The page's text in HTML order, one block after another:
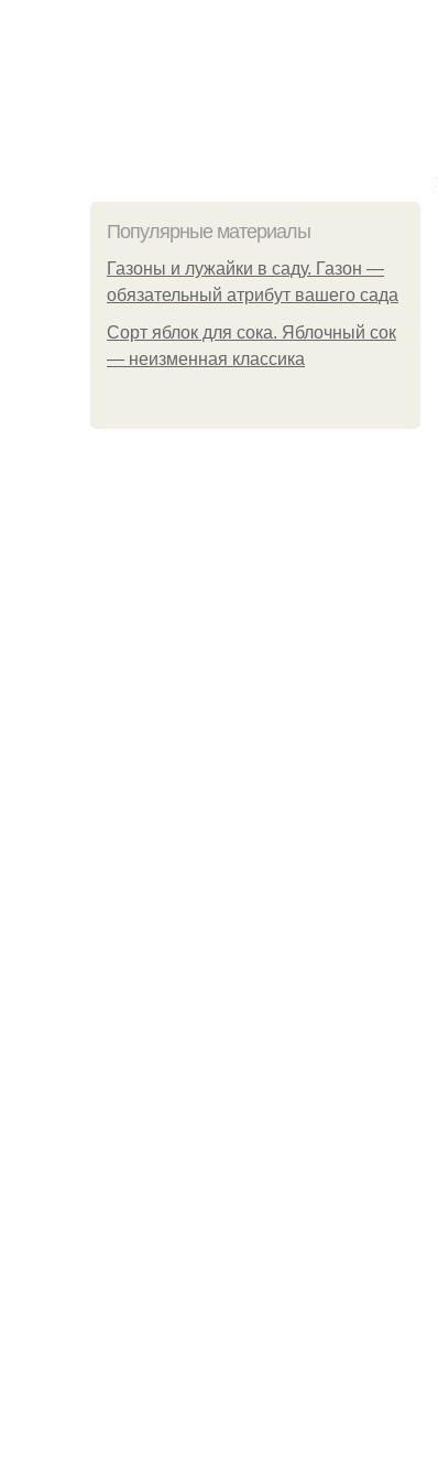
Популярные материалы
Газоны и лужайки в саду. Газон —
обязательный атрибут вашего сада
Сорт яблок для сока. Яблочный сок
— неизменная классика